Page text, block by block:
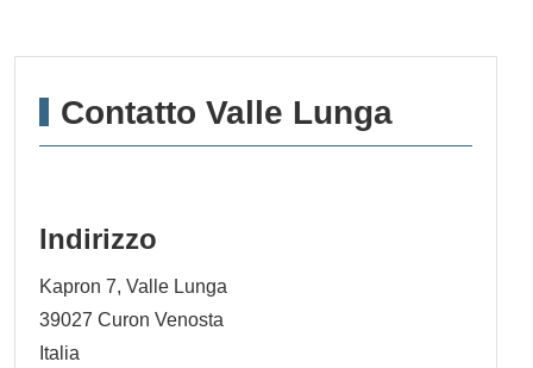
Contatto Valle Lunga
Indirizzo
Kapron 7, Valle Lunga
39027 Curon Venosta
Italia